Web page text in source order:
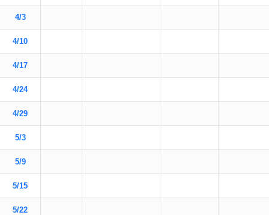
4/3
4/10
4/17
4/24
4/29
5/3
5/9
5/15
5/22